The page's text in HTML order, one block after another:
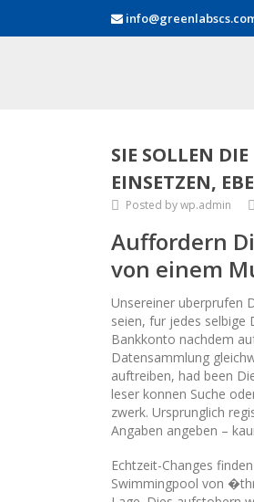
SIE SOLLEN
EINSETZEN,
Posted by wp.admin
Auffordern
von einem
Unsereiner uberprufen
seien, fur jedes selbige
Bankkonto nachdem
Datensammlung
auftreiben, had been
leser konnen Suche
zwerk. Ursprunglich
Angaben angeben –
Echtzeit-Changes
Swimmingpool von